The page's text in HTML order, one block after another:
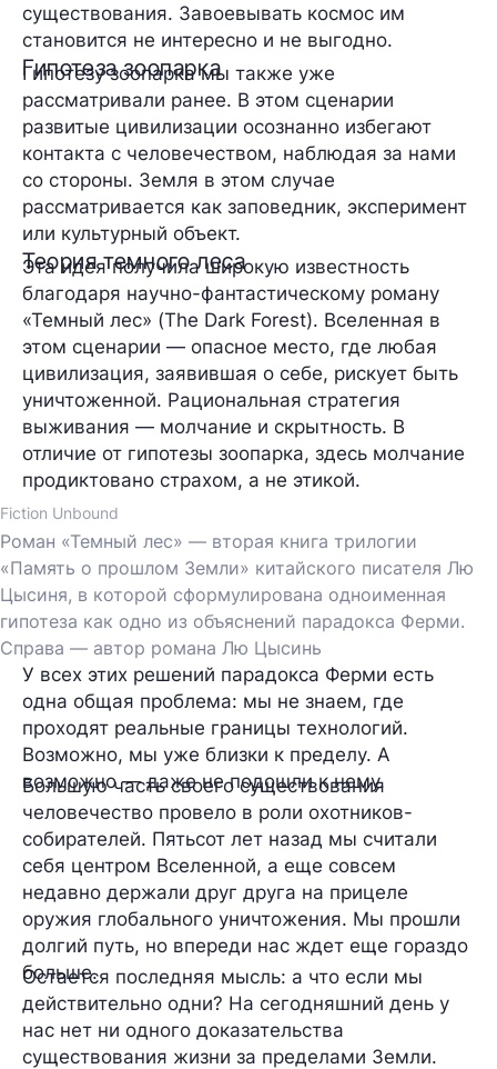
существования. Завоевывать космос им
становится не интересно и не выгодно.
Гипотеза зоопарка
Гипотезу зоопарка мы также уже
рассматривали ранее. В этом сценарии
развитые цивилизации осознанно избегают
контакта с человечеством, наблюдая за нами
со стороны. Земля в этом случае
рассматривается как заповедник, эксперимент
или культурный объект.
Теория темного леса
Эта идея получила широкую известность
благодаря научно-фантастическому роману
«Темный лес» (The Dark Forest). Вселенная в
этом сценарии — опасное место, где любая
цивилизация, заявившая о себе, рискует быть
уничтоженной. Рациональная стратегия
выживания — молчание и скрытность. В
отличие от гипотезы зоопарка, здесь молчание
продиктовано страхом, а не этикой.
Fiction Unbound
Роман «Темный лес» — вторая книга трилогии
«Память о прошлом Земли» китайского писателя Лю
Цысиня, в которой сформулирована одноименная
гипотеза как одно из объяснений парадокса Ферми.
Справа — автор романа Лю Цысинь
У всех этих решений парадокса Ферми есть
одна общая проблема: мы не знаем, где
проходят реальные границы технологий.
Возможно, мы уже близки к пределу. А
возможно — даже не подошли к нему.
Большую часть своего существования
человечество провело в роли охотников-
собирателей. Пятьсот лет назад мы считали
себя центром Вселенной, а еще совсем
недавно держали друг друга на прицеле
оружия глобального уничтожения. Мы прошли
долгий путь, но впереди нас ждет еще гораздо
больше.
Остается последняя мысль: а что если мы
действительно одни? На сегодняшний день у
нас нет ни одного доказательства
существования жизни за пределами Земли.